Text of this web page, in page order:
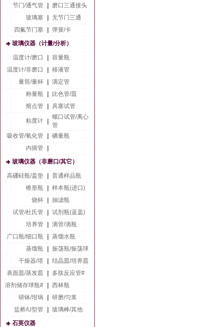
节门/通气管
磨口三通接头
玻璃塞
无节门三通
四氟节门塞
弹簧/卡
玻璃仪器（计量/分析）
温度计/磨口
容量瓶
温度计/非磨口
移液管
量筒/量杯
滴定管
称量瓶
比色管/皿
熔点管
具塞试管
粘度计
螺口试管/离心
管
吸收管/氧化管
碘量瓶
内插管
玻璃仪器（非磨口/其它）
高硼硅瓶/盖垫
普通样品瓶
锥形瓶
样本瓶(进口)
烧杯
抽滤瓶
试管/杜氏管
试剂瓶(蓝盖)
培养管
滴管/滴瓶
广口瓶/细口瓶
蒸馏水瓶
蒸馏瓶
振荡瓶/振荡球
干燥器/塔
结晶皿/培养皿
表面皿/蒸发皿
多肽反应管#
溶剂储存球瓶#
西林瓶
研钵/坩埚
研磨/匀浆
盐桥/U型管
玻璃棒/其他
石英仪器